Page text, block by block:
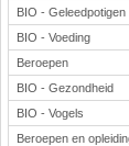
BIO - Geleedpotigen
BIO - Voeding
Beroepen
BIO - Gezondheid
BIO - Vogels
Beroepen en